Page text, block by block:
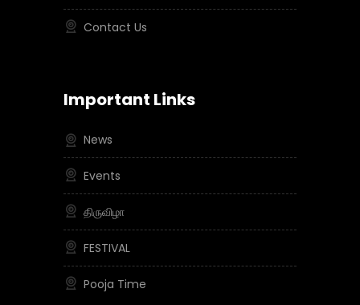
Contact Us
Important Links
News
Events
திருவிழா
FESTIVAL
Pooja Time